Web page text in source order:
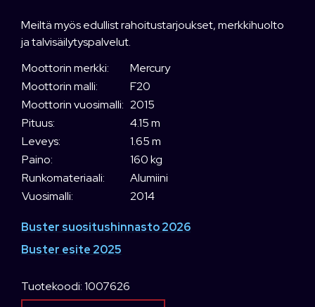
Meiltä myös edullist rahoitustarjoukset, merkkihuolto
ja talvisäilytyspalvelut.
Moottorin merkki:
Mercury
Moottorin malli:
F20
Moottorin vuosimalli: 2015
Pituus:
4.15 m
Leveys:
1.65 m
Paino:
160 kg
Runkomateriaali:
Alumiini
Vuosimalli:
2014
Buster suositushinnasto 2026
Buster esite 2025
Tuotekoodi: 1007626